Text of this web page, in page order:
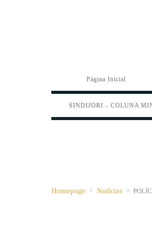
Página Inicial
SINDIJORI – COLUNA
Homepage > Notícias >